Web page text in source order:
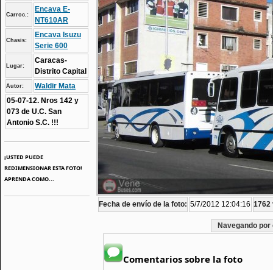
Carroc.:
Encava E-
NT610AR
Chasis:
Encava Isuzu
Serie 600
Lugar:
Caracas-
Distrito Capital
Autor:
Waldir Mata
05-07-12. Nros 142 y
073 de U.C. San
Antonio S.C. !!!
¡USTED PUEDE
REDIMENSIONAR ESTA FOTO!
APRENDA COMO...
Fecha de envío de la foto: 5/7/2012 12:04:16 1762
Navegando
Comentarios sobre la foto